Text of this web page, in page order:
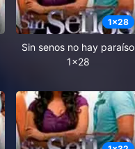
1x28
Sin senos no hay paraíso
1x28